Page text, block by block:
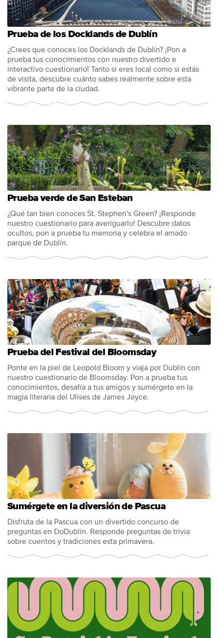
Prueba de los Docklands de Dublín
¿Crees que conoces los Docklands de Dublín? ¡Pon a
prueba tus conocimientos con nuestro divertido e
interactivo cuestionario! Tanto si eres local como si estás
de visita, descubre cuánto sabes realmente sobre esta
vibrante parte de la ciudad.
Prueba verde de San Esteban
¿Qué tan bien conoces St. Stephen's Green? ¡Responde
nuestro cuestionario para averiguarlo! Descubre datos
ocultos, pon a prueba tu memoria y celebra el amado
parque de Dublín.
Prueba del Festival del Bloomsday
Ponte en la piel de Leopold Bloom y viaja por Dublín con
nuestro cuestionario de Bloomsday. Pon a prueba tus
conocimientos, desafía a tus amigos y sumérgete en la
magia literaria del Ulises de James Joyce.
Sumérgete en la diversión de Pascua
Disfruta de la Pascua con un divertido concurso de
preguntas en DoDublin. Responde preguntas de trivia
sobre cuentos y tradiciones esta primavera.